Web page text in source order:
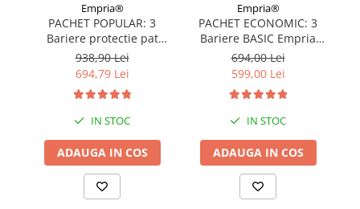
Empria®
PACHET POPULAR: 3
Bariere protectie pat
copii, SELECT, 160x200
cm
938,90 Lei
694,79 Lei
IN STOC
ADAUGA IN COS
Empria®
PACHET ECONOMIC: 3
Bariere BASIC Empria
protectie pat 160X200 cm
+ bara stabilizatoare
694,00 Lei
599,00 Lei
IN STOC
ADAUGA IN COS